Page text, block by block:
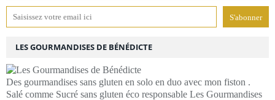
LES GOURMANDISES DE BÉNÉDICTE
Des gourmandises sans gluten en solo en duo avec mon fiston .
Salé comme Sucré sans gluten éco responsable Les Gourmandises